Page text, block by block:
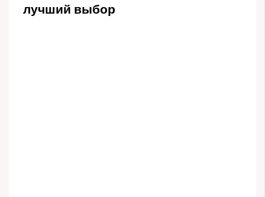
лучший выбор